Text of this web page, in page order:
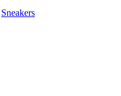
Sneakers